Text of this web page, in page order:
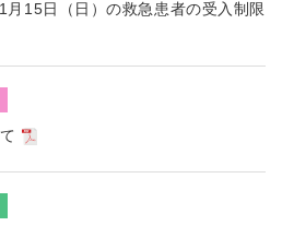
15日（日）の救急患者の受入制限